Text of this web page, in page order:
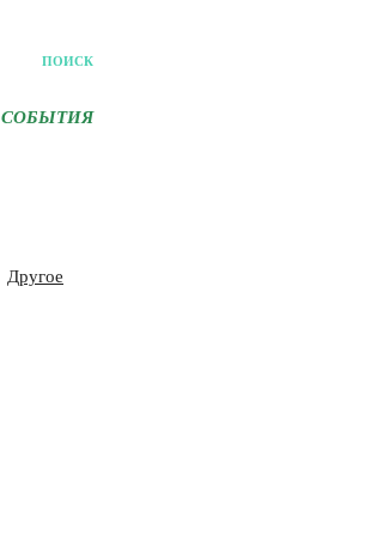
ПОИСК
СОБЫТИЯ
Другое